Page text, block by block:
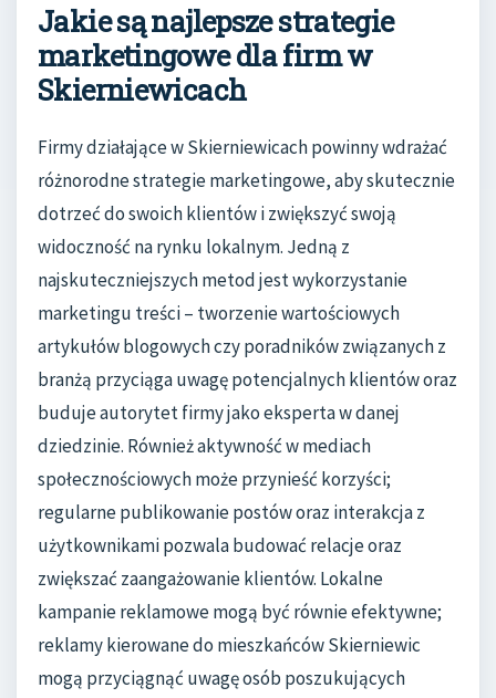
Jakie są najlepsze strategie
marketingowe dla firm w
Skierniewicach
Firmy działające w Skierniewicach powinny wdrażać
różnorodne strategie marketingowe, aby skutecznie
dotrzeć do swoich klientów i zwiększyć swoją
widoczność na rynku lokalnym. Jedną z
najskuteczniejszych metod jest wykorzystanie
marketingu treści – tworzenie wartościowych
artykułów blogowych czy poradników związanych z
branżą przyciąga uwagę potencjalnych klientów oraz
buduje autorytet firmy jako eksperta w danej
dziedzinie. Również aktywność w mediach
społecznościowych może przynieść korzyści;
regularne publikowanie postów oraz interakcja z
użytkownikami pozwala budować relacje oraz
zwiększać zaangażowanie klientów. Lokalne
kampanie reklamowe mogą być równie efektywne;
reklamy kierowane do mieszkańców Skierniewic
mogą przyciągnąć uwagę osób poszukujących